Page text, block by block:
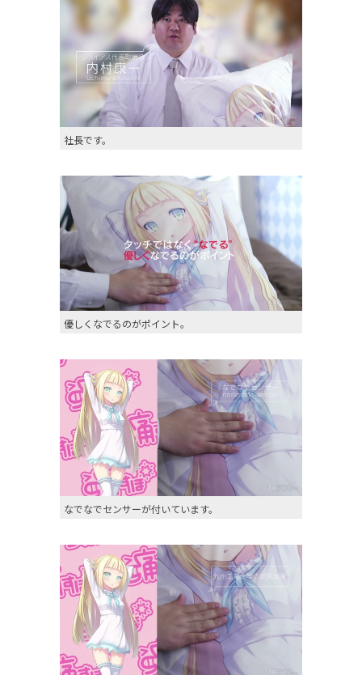
社長です。
優しくなでるのがポイント。
なでなでセンサーが付いています。